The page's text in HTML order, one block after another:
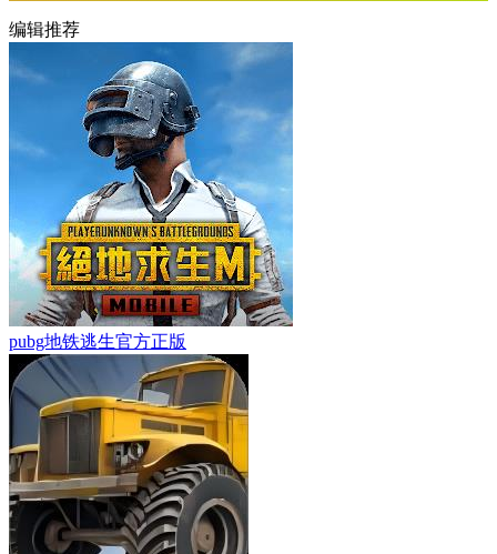
编辑推荐
pubg地铁逃生官方正版